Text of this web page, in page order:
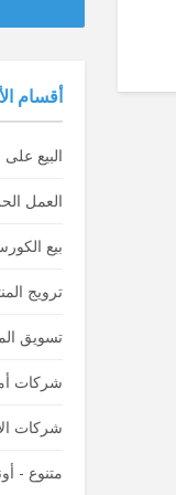
أقسام
البيع
العمل
بيع
ترويج
تسويق
شركات
شركات
متنوع -